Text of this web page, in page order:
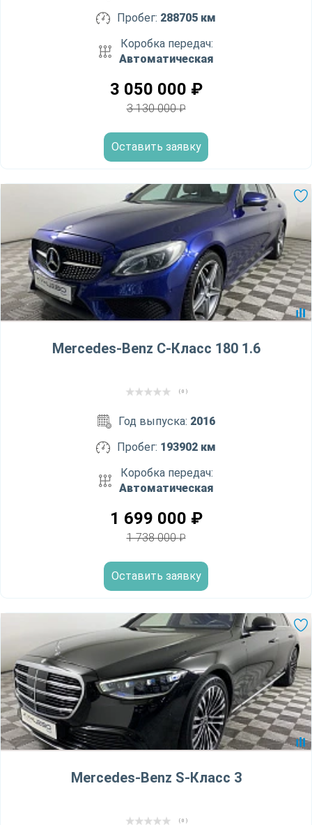
Пробег: 288705 км
Коробка передач:
Автоматическая
3 050 000 ₽
3 130 000₽
Оставить заявку
Mercedes-Benz C-Класс 180 1.6
( 0 )
Год выпуска: 2016
Пробег: 193902 км
Коробка передач:
Автоматическая
1 699 000 ₽
1 738 000₽
Оставить заявку
Mercedes-Benz S-Класс 3
( 0 )